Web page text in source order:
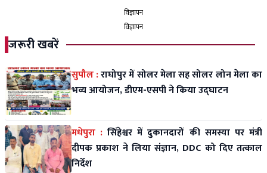
विज्ञापन
विज्ञापन
जरूरी खबरें
सुपौल :राघोपुर में सोलर मेला सह सोलर लोन मेला का
भव्य आयोजन, डीएम-एसपी ने किया उद्घाटन
मधेपुरा : सिंहेश्वर में दुकानदारों की समस्या पर मंत्री
दीपक प्रकाश ने लिया संज्ञान, DDC को दिए तत्काल
निर्देश